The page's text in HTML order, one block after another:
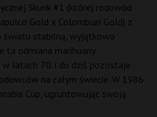
Skunk #1 (której rodowód
Gold x Colombian Gold) z
światu stabilną, wyjątkowo
ta odmiana marihuany
latach 70. i do dziś pozostaje
na całym świecie. W 1986
Cup, ugruntowując swoją